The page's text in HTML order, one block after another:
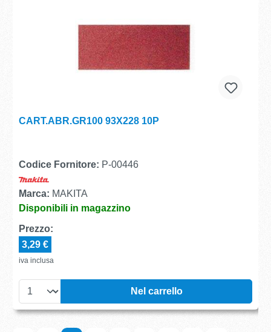
CART.ABR.GR100 93X228 10P
Codice Fornitore: P-00446
Marca: MAKITA
Disponibili in magazzino
Prezzo:
3,29 €
iva inclusa
Nel carrello